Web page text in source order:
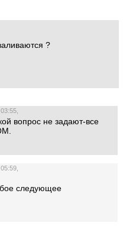
?
вопрос не задают-все
следующее